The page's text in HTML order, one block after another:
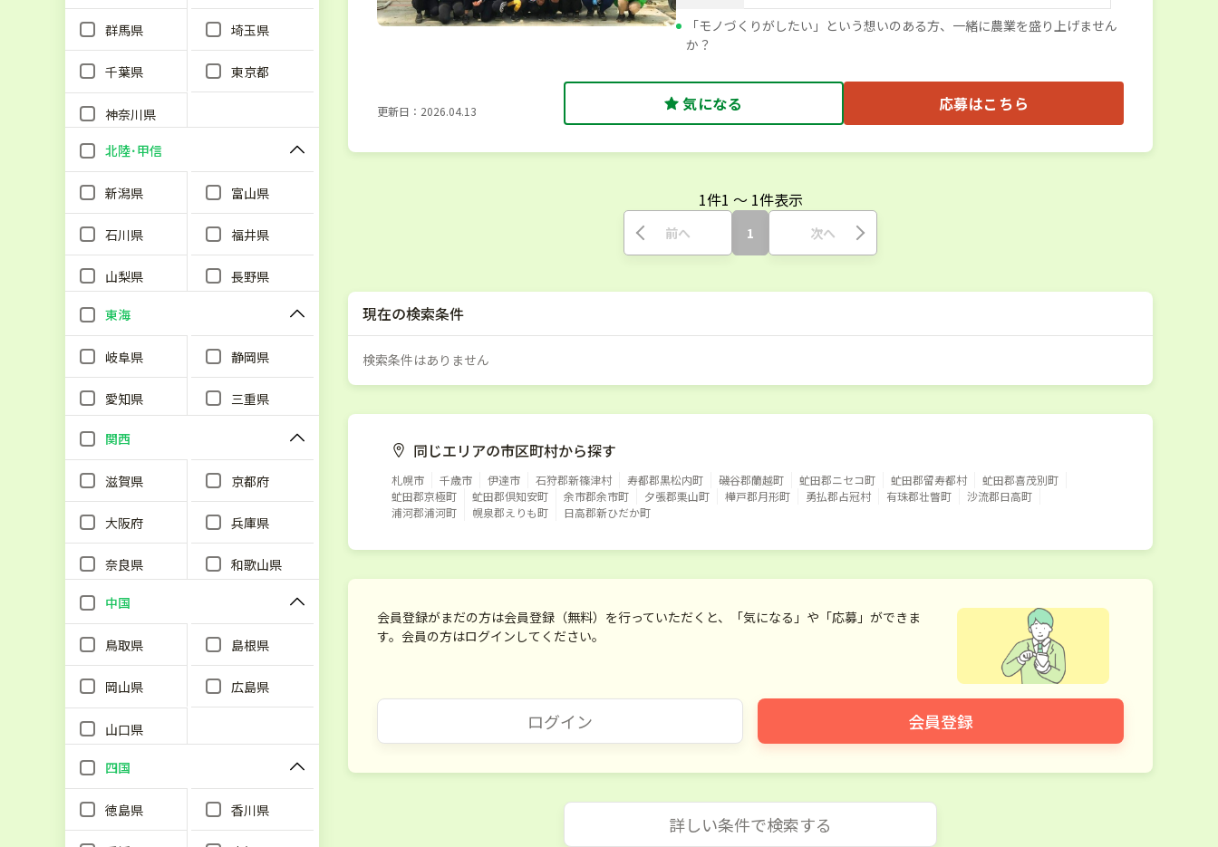
群馬県 埼玉県
千葉県 東京都
神奈川県
北陸･甲信
新潟県 富山県
石川県 福井県
山梨県 長野県
東海
岐阜県 静岡県
愛知県 三重県
関西
滋賀県 京都府
大阪府 兵庫県
奈良県 和歌山県
中国
鳥取県 島根県
岡山県 広島県
山口県
四国
徳島県 香川県
「モノづくりがしたい」という想いのある方、一緒に農業を盛り上げません
か？
更新日：2026.04.13 気になる 応募はこちら
1件1 〜 1件表示
前へ 1 次へ
現在の検索条件
検索条件はありません
同じエリアの市区町村から探す
札幌市 千歳市 伊達市 石狩郡新篠津村 寿都郡黒松内町 磯谷郡蘭越町 虻田郡ニセコ町 虻田郡留寿都村
虻田郡喜茂別町
虻田郡京極町
虻田郡倶知安町 余市郡余市町 夕張郡栗山町 樺戸郡月形町 勇払郡占冠村 有珠郡壮瞥町
沙流郡日高町
浦河郡浦河町
幌泉郡えりも町 日高郡新ひだか町
会員登録がまだの方は会員登録（無料）を行っていただくと、「気になる」や「応募」ができま
す。会員の方はログインしてください。
ログイン 会員登録
詳しい条件で検索する